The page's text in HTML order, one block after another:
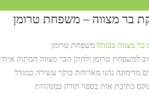
בר מצווה – משפחת טרומן
בר מצווה בכותל משפחת טרומן
מדימונה נהנו מארוחת בוקר עשירה במגדל
כתיבת אות בספר תורה במנהרות